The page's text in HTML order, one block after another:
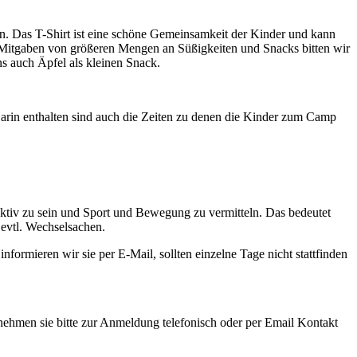
T-Shirt ist eine schöne Gemeinsamkeit der Kinder und kann
von größeren Mengen an Süßigkeiten und Snacks bitten wir
auch Äpfel als kleinen Snack.
enthalten sind auch die Zeiten zu denen die Kinder zum Camp
zu sein und Sport und Bewegung zu vermitteln. Das bedeutet
Wechselsachen.
wir sie per E-Mail, sollten einzelne Tage nicht stattfinden
sie bitte zur Anmeldung telefonisch oder per Email Kontakt